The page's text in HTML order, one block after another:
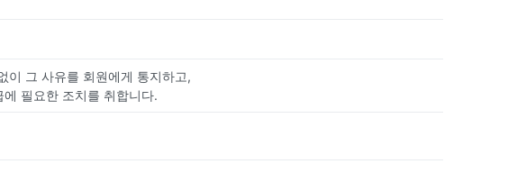
이 그 사유를 회원에게 통지하고,
필요한 조치를 취합니다.